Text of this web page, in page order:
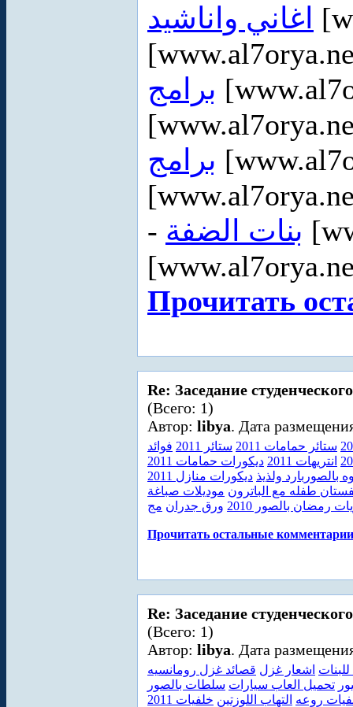
اغاني واناشيد
برامج
برامج
- بنات الضفة
Прочитать
Re: Заседание
(Всего: 1)
Автор: libya. Дата
ستائر حمامات 2011 ستائر 2011
فوائد
انتريهات 2011
ديكورات حمامات 2011
بالصوربارد ولذيذ
ديكورات منازل 2011
طفله مع الباترون موديلات صباغة
رمضان بالصور 2010
ورق جدران مج
Прочитать остальные
Re: Заседание
(Всего: 1)
Автор: libya. Дата
اشعار غزل قصائد غزل رومانسيه
تحميل العاب سيارات سلطات بالصور
روعه التهاب اللوزتين خلفيات 2011